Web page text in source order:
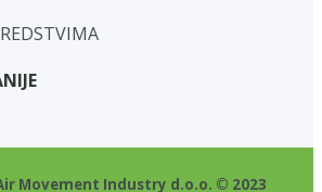
Movement Industry d.o.o. © 2023